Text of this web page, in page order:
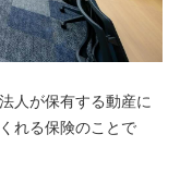
人が保有する動産に
れる保険のことで